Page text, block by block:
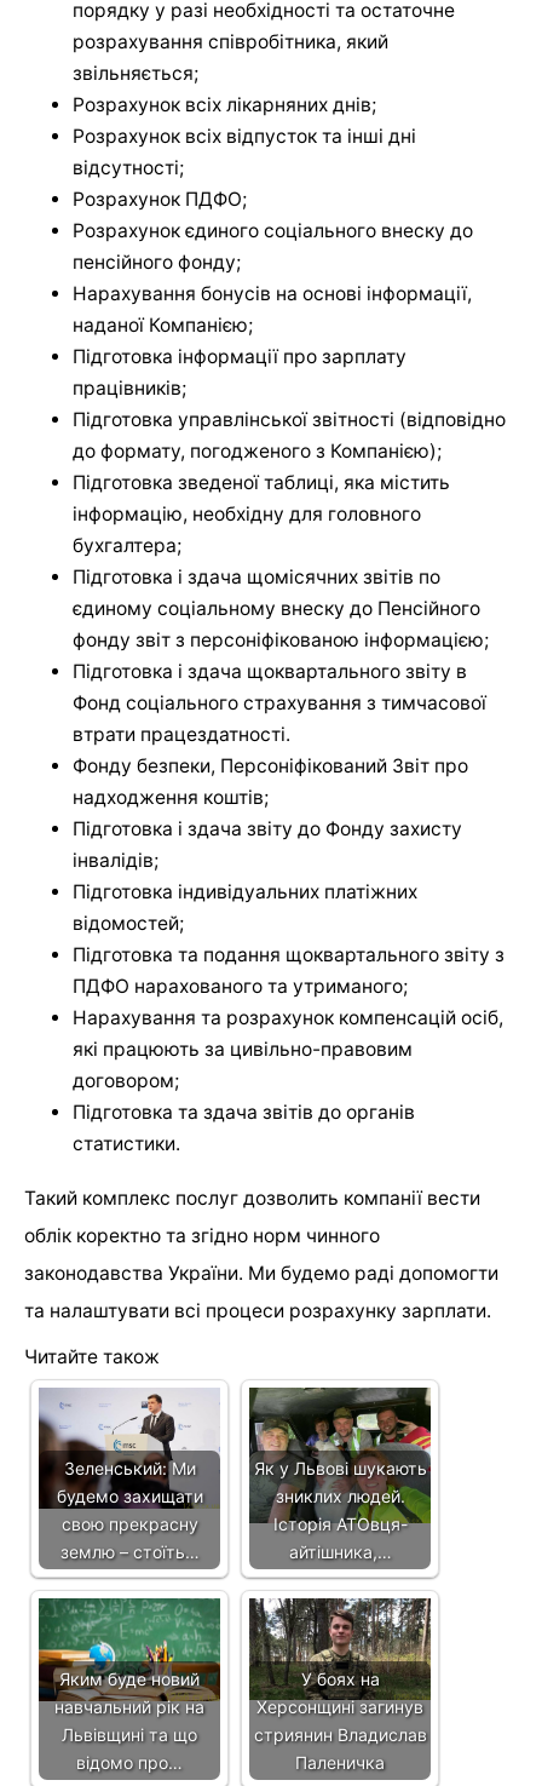
порядку у разі необхідності та остаточне
розрахування співробітника, який
звільняється;
Розрахунок всіх лікарняних днів;
Розрахунок всіх відпусток та інші дні
відсутності;
Розрахунок ПДФО;
Розрахунок єдиного соціального внеску до
пенсійного фонду;
Нарахування бонусів на основі інформації,
наданої Компанією;
Підготовка інформації про зарплату
працівників;
Підготовка управлінської звітності (відповідно
до формату, погодженого з Компанією);
Підготовка зведеної таблиці, яка містить
інформацію, необхідну для головного
бухгалтера;
Підготовка і здача щомісячних звітів по
єдиному соціальному внеску до Пенсійного
фонду звіт з персоніфікованою інформацією;
Підготовка і здача щоквартального звіту в
Фонд соціального страхування з тимчасової
втрати працездатності.
Фонду безпеки, Персоніфікований Звіт про
надходження коштів;
Підготовка і здача звіту до Фонду захисту
інвалідів;
Підготовка індивідуальних платіжних
відомостей;
Підготовка та подання щоквартального звіту з
ПДФО нарахованого та утриманого;
Нарахування та розрахунок компенсацій осіб,
які працюють за цивільно-правовим
договором;
Підготовка та здача звітів до органів
статистики.
Такий комплекс послуг дозволить компанії вести
облік коректно та згідно норм чинного
законодавства України. Ми будемо раді допомогти
та налаштувати всі процеси розрахунку зарплати.
Читайте також
Зеленський: Ми
будемо захищати
свою прекрасну
землю – стоїть…
Як у Львові шукають
зниклих людей.
Історія АТОвця-
айтішника,…
Яким буде новий
навчальний рік на
Львівщині та що
відомо про…
У боях на
Херсонщині загинув
стриянин Владислав
Паленичка